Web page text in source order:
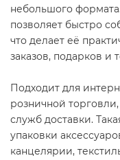
небольшого
позволяет быстро
что делает её
заказов, подарков и
Подходит для
розничной
служб доставки.
упаковки
канцелярии,